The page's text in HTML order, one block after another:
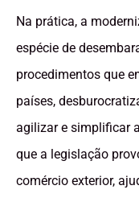
Na prática, a
espécie de
procedimentos que
países,
agilizar e simplificar
que a legislação
comércio exterior,